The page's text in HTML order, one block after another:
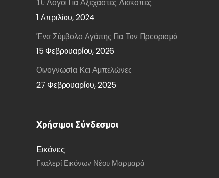
10 Λόγοι Για Αξέχαστες Διακοπές
1 Απριλίου, 2024
Ένα Σύμβολο Αγάπης Για Τον Προορισμό
15 Φεβρουαρίου, 2026
Οινογνωσία Και Αμπελώνες
27 Φεβρουαρίου, 2025
Χρήσιμοι Σύνδεσμοι
Εικόνες
Γκαλερί Εικόνων Νέου Μαρμαρά